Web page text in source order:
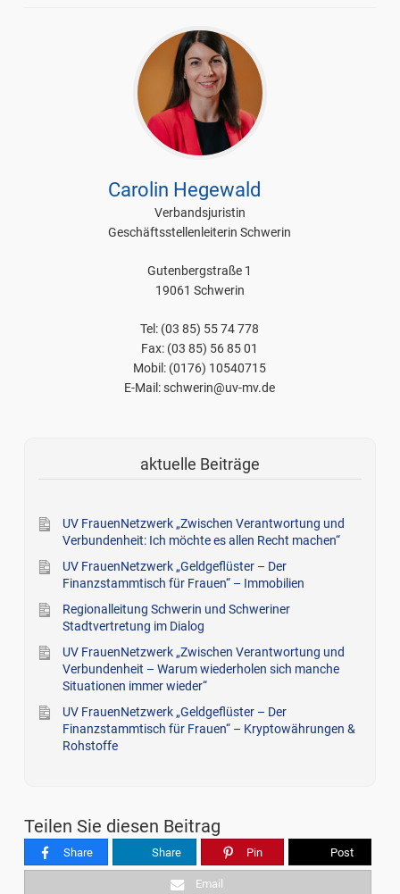
Carolin Hegewald
Verbandsjuristin
Geschäftsstellenleiterin Schwerin
Gutenbergstraße 1
19061 Schwerin
Tel: (03 85) 55 74 778
Fax: (03 85) 56 85 01
Mobil: (0176) 10540715
E-Mail: schwerin@uv-mv.de
aktuelle Beiträge
UV FrauenNetzwerk „Zwischen Verantwortung und
Verbundenheit: Ich möchte es allen Recht machen“
UV FrauenNetzwerk „Geldgeflüster – Der
Finanzstammtisch für Frauen“ – Immobilien
Regionalleitung Schwerin und Schweriner
Stadtvertretung im Dialog
UV FrauenNetzwerk „Zwischen Verantwortung und
Verbundenheit – Warum wiederholen sich manche
Situationen immer wieder“
UV FrauenNetzwerk „Geldgeflüster – Der
Finanzstammtisch für Frauen“ – Kryptowährungen &
Rohstoffe
Teilen Sie diesen Beitrag
Share Share Pin Post
Email